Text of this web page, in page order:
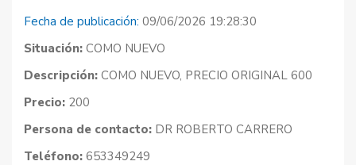
Fecha de publicación: 09/06/2026 19:28:30
Situación: COMO NUEVO
Descripción: COMO NUEVO, PRECIO ORIGINAL 600
Precio: 200
Persona de contacto: DR ROBERTO CARRERO
Teléfono: 653349249